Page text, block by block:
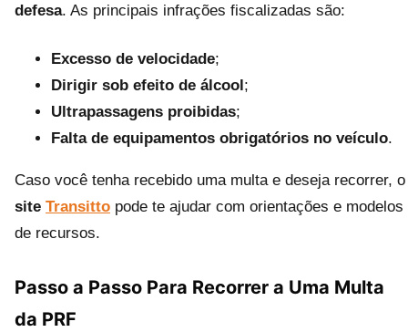
defesa. As principais infrações fiscalizadas são:
Excesso de velocidade;
Dirigir sob efeito de álcool ;
Ultrapassagens proibidas;
Falta de equipamentos obrigatórios no veículo.
Caso você tenha recebido uma multa e deseja recorrer, o
site Transitto pode te ajudar com orientações e modelos
de recursos.
Passo a Passo Para Recorrer a Uma Multa
da PRF